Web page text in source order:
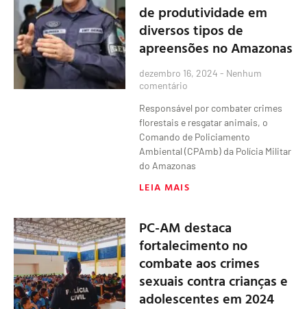
de produtividade em
diversos tipos de
apreensões no Amazonas
dezembro 16, 2024 Nenhum
comentário
Responsável por combater crimes
florestais e resgatar animais, o
Comando de Policiamento
Ambiental (CPAmb) da Polícia Militar
do Amazonas
LEIA MAIS
PC-AM destaca
fortalecimento no
combate aos crimes
sexuais contra crianças e
adolescentes em 2024